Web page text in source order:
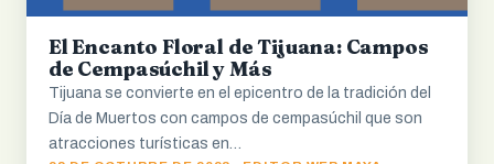
El Encanto Floral de Tijuana: Campos
de Cempasúchil y Más
Tijuana se convierte en el epicentro de la tradición del
Día de Muertos con campos de cempasúchil que son
atracciones turísticas en…